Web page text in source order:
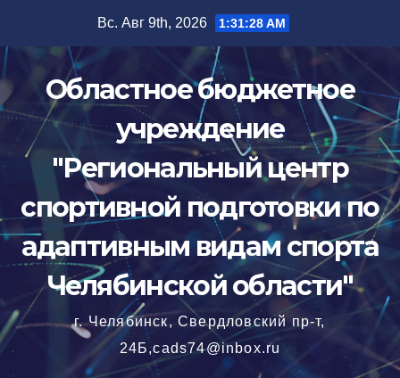
содержимому
Вс. Авг 9th, 2026 1:31:29 AM
Областное бюджетное
учреждение
"Региональный центр
спортивной подготовки по
адаптивным видам спорта
Челябинской области"
г. Челябинск, Свердловский пр-т,
24Б,cads74@inbox.ru